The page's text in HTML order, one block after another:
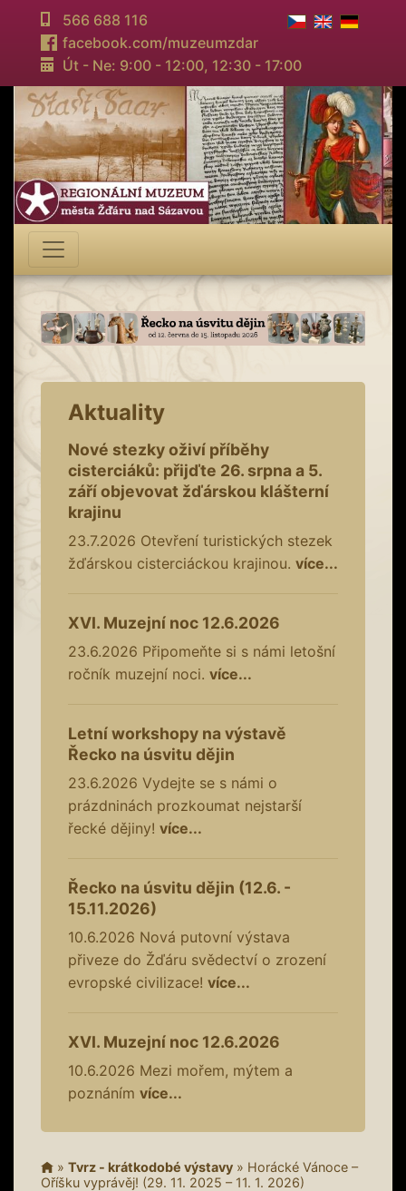
566 688 116
facebook.com/muzeumzdar
Út - Ne: 9:00 - 12:00, 12:30 - 17:00
Aktuality
Nové stezky oživí příběhy
cisterciáků: přijďte 26. srpna a 5.
září objevovat žďárskou klášterní
krajinu
23.7.2026 Otevření turistických stezek
žďárskou cisterciáckou krajinou. více...
XVI. Muzejní noc 12.6.2026
23.6.2026 Připomeňte si s námi letošní
ročník muzejní noci. více...
Letní workshopy na výstavě
Řecko na úsvitu dějin
23.6.2026 Vydejte se s námi o
prázdninách prozkoumat nejstarší
řecké dějiny! více...
Řecko na úsvitu dějin (12.6. -
15.11.2026)
10.6.2026 Nová putovní výstava
přiveze do Žďáru svědectví o zrození
evropské civilizace! více...
XVI. Muzejní noc 12.6.2026
10.6.2026 Mezi mořem, mýtem a
poznáním více...
» Tvrz - krátkodobé výstavy » Horácké Vánoce –
Oříšku vyprávěj! (29. 11. 2025 – 11. 1. 2026)